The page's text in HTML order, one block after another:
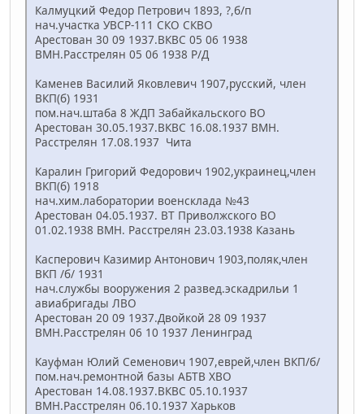
Калмуцкий Федор Петрович 1893, ?,б/п
нач.участка УВСР-111 СКО СКВО
Арестован 30 09 1937.ВКВС 05 06 1938
ВМН.Расстрелян 05 06 1938 Р/Д
Каменев Василий Яковлевич 1907,русский, член
ВКП(б) 1931
пом.нач.штаба 8 ЖДП Забайкальского ВО
Арестован 30.05.1937.ВКВС 16.08.1937 ВМН.
Расстрелян 17.08.1937 Чита
Каралин Григорий Федорович 1902,украинец,член
ВКП(б) 1918
нач.хим.лаборатории военсклада №43
Арестован 04.05.1937. ВТ Приволжского ВО
01.02.1938 ВМН. Расстрелян 23.03.1938 Казань
Касперович Казимир Антонович 1903,поляк,член
ВКП /б/ 1931
нач.службы вооружения 2 развед.эскадрильи 1
авиабригады ЛВО
Арестован 20 09 1937.Двойкой 28 09 1937
ВМН.Расстрелян 06 10 1937 Ленинград
Кауфман Юлий Семенович 1907,еврей,член ВКП/б/
пом.нач.ремонтной базы АБТВ ХВО
Арестован 14.08.1937.ВКВС 05.10.1937
ВМН.Расстрелян 06.10.1937 Харьков